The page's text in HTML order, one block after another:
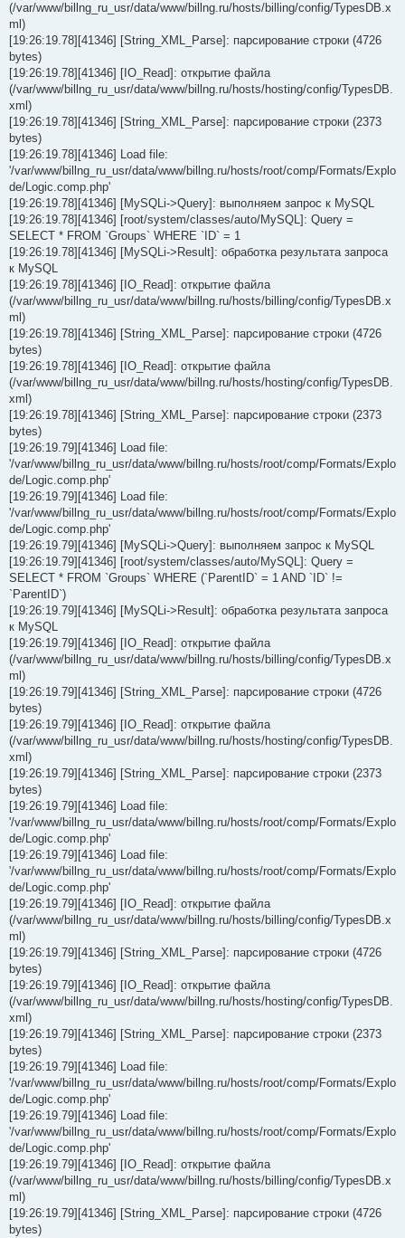
(/var/www/billng_ru_usr/data/www/billng.ru/hosts/billing/config/TypesDB.x
ml)
[19:26:19.78][41346] [String_XML_Parse]: парсирование строки (4726
bytes)
[19:26:19.78][41346] [IO_Read]: открытие файла
(/var/www/billng_ru_usr/data/www/billng.ru/hosts/hosting/config/TypesDB.
xml)
[19:26:19.78][41346] [String_XML_Parse]: парсирование строки (2373
bytes)
[19:26:19.78][41346] Load file:
'/var/www/billng_ru_usr/data/www/billng.ru/hosts/root/comp/Formats/Explo
de/Logic.comp.php'
[19:26:19.78][41346] [MySQLi->Query]: выполняем запрос к MySQL
[19:26:19.78][41346] [root/system/classes/auto/MySQL]: Query =
SELECT * FROM `Groups` WHERE `ID` = 1
[19:26:19.78][41346] [MySQLi->Result]: обработка результата запроса
к MySQL
[19:26:19.78][41346] [IO_Read]: открытие файла
(/var/www/billng_ru_usr/data/www/billng.ru/hosts/billing/config/TypesDB.x
ml)
[19:26:19.78][41346] [String_XML_Parse]: парсирование строки (4726
bytes)
[19:26:19.78][41346] [IO_Read]: открытие файла
(/var/www/billng_ru_usr/data/www/billng.ru/hosts/hosting/config/TypesDB.
xml)
[19:26:19.78][41346] [String_XML_Parse]: парсирование строки (2373
bytes)
[19:26:19.79][41346] Load file:
'/var/www/billng_ru_usr/data/www/billng.ru/hosts/root/comp/Formats/Explo
de/Logic.comp.php'
[19:26:19.79][41346] Load file:
'/var/www/billng_ru_usr/data/www/billng.ru/hosts/root/comp/Formats/Explo
de/Logic.comp.php'
[19:26:19.79][41346] [MySQLi->Query]: выполняем запрос к MySQL
[19:26:19.79][41346] [root/system/classes/auto/MySQL]: Query =
SELECT * FROM `Groups` WHERE (`ParentID` = 1 AND `ID` !=
`ParentID`)
[19:26:19.79][41346] [MySQLi->Result]: обработка результата запроса
к MySQL
[19:26:19.79][41346] [IO_Read]: открытие файла
(/var/www/billng_ru_usr/data/www/billng.ru/hosts/billing/config/TypesDB.x
ml)
[19:26:19.79][41346] [String_XML_Parse]: парсирование строки (4726
bytes)
[19:26:19.79][41346] [IO_Read]: открытие файла
(/var/www/billng_ru_usr/data/www/billng.ru/hosts/hosting/config/TypesDB.
xml)
[19:26:19.79][41346] [String_XML_Parse]: парсирование строки (2373
bytes)
[19:26:19.79][41346] Load file:
'/var/www/billng_ru_usr/data/www/billng.ru/hosts/root/comp/Formats/Explo
de/Logic.comp.php'
[19:26:19.79][41346] Load file:
'/var/www/billng_ru_usr/data/www/billng.ru/hosts/root/comp/Formats/Explo
de/Logic.comp.php'
[19:26:19.79][41346] [IO_Read]: открытие файла
(/var/www/billng_ru_usr/data/www/billng.ru/hosts/billing/config/TypesDB.x
ml)
[19:26:19.79][41346] [String_XML_Parse]: парсирование строки (4726
bytes)
[19:26:19.79][41346] [IO_Read]: открытие файла
(/var/www/billng_ru_usr/data/www/billng.ru/hosts/hosting/config/TypesDB.
xml)
[19:26:19.79][41346] [String_XML_Parse]: парсирование строки (2373
bytes)
[19:26:19.79][41346] Load file:
'/var/www/billng_ru_usr/data/www/billng.ru/hosts/root/comp/Formats/Explo
de/Logic.comp.php'
[19:26:19.79][41346] Load file:
'/var/www/billng_ru_usr/data/www/billng.ru/hosts/root/comp/Formats/Explo
de/Logic.comp.php'
[19:26:19.79][41346] [IO_Read]: открытие файла
(/var/www/billng_ru_usr/data/www/billng.ru/hosts/billing/config/TypesDB.x
ml)
[19:26:19.79][41346] [String_XML_Parse]: парсирование строки (4726
bytes)